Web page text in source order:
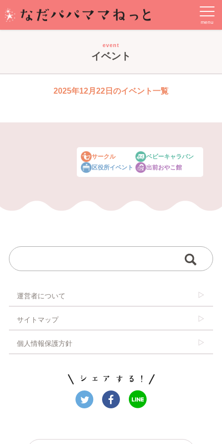
event
イベント
2025年12月22日のイベント一覧
サークル
区役所イベント
ベビーキャラバン
出前おやこ館
運営者について
サイトマップ
個人情報保護方針